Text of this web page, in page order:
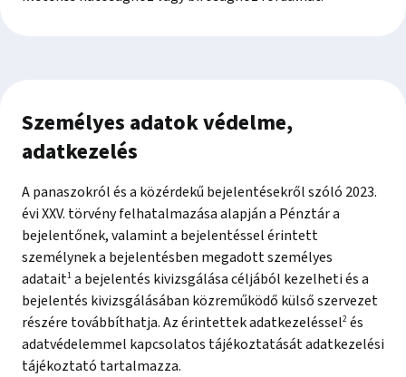
Személyes adatok védelme,
adatkezelés
A panaszokról és a közérdekű bejelentésekről szóló 2023.
évi XXV. törvény felhatalmazása alapján a Pénztár a
bejelentőnek, valamint a bejelentéssel érintett
személynek a bejelentésben megadott személyes
adatait1 a bejelentés kivizsgálása céljából kezelheti és a
bejelentés kivizsgálásában közreműködő külső szervezet
részére továbbíthatja. Az érintettek adatkezeléssel2 és
adatvédelemmel kapcsolatos tájékoztatását adatkezelési
tájékoztató tartalmazza.